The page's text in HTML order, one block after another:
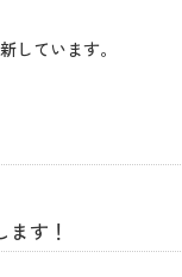
しています。
す！